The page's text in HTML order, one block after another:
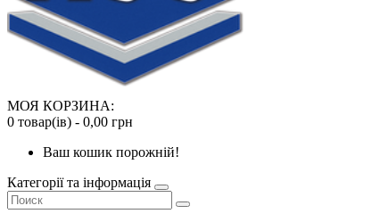
МОЯ КОРЗИНА:
0 товар(ів) - 0,00 грн
Ваш кошик порожній!
Категорії та інформація